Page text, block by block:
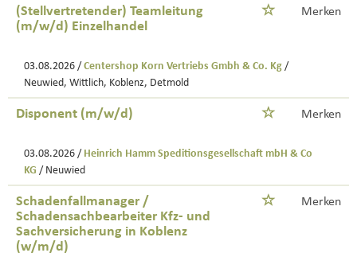
(Stellvertretender) Teamleitung
(m/w/d) Einzelhandel
Merken
03.08.2026 / Centershop Korn Vertriebs Gmbh & Co. Kg /
Neuwied, Wittlich, Koblenz, Detmold
Disponent (m/w/d) Merken
03.08.2026 / Heinrich Hamm Speditionsgesellschaft mbH & Co
KG / Neuwied
Schadenfallmanager /
Schadensachbearbeiter Kfz- und
Sachversicherung in Koblenz
(w/m/d)
Merken